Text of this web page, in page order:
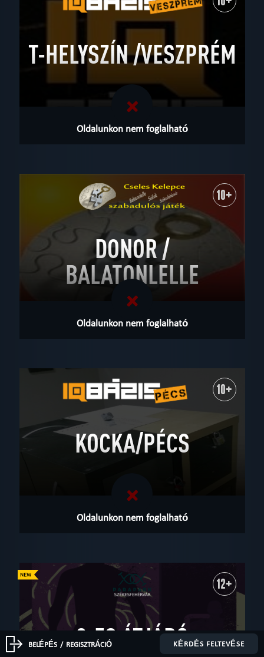
T-HELYSZÍN /VESZPRÉM
Oldalunkon nem foglalható
10+
DONOR /
BALATONLELLE
Oldalunkon nem foglalható
10+
KOCKA/PÉCS
Oldalunkon nem foglalható
12+
9-ES ÁTJÁRÓ
BELÉPÉS / REGISZTRÁCIÓ KÉRDÉS FELTEVÉSE